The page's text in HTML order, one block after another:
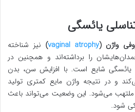
واژن (vaginal atrophy
) نیز شناخته
را برداشته‌اند و همچنین در
شایع است. با افزایش سن، بدن
و در نتیجه واژن مایع کمتری تولید
می‌شود. این وضعیت می‌تواند باعث
شود.